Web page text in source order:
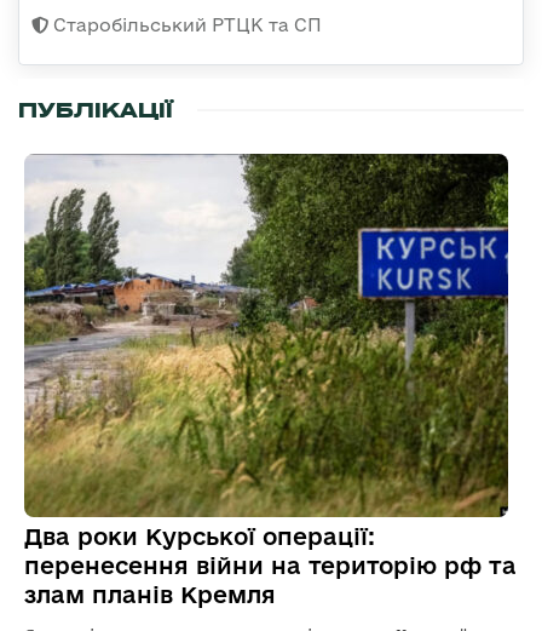
Старобільський РТЦК та СП
ПУБЛІКАЦІЇ
Два роки Курської операції:
перенесення війни на територію рф та
злам планів Кремля